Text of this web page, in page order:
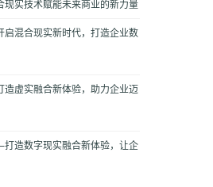
现实技术赋能未来商业的新力量
混合现实新时代，打造企业数
虚实融合新体验，助力企业迈
造数字现实融合新体验，让企